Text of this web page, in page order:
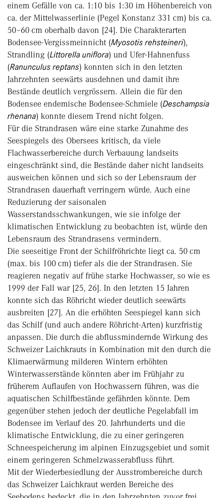
einem Gefälle von ca. 1:10 bis 1:30 im Höhenbereich von
ca. der Mittelwasserlinie (Pegel Konstanz 331 cm) bis ca.
50–60 cm oberhalb davon [24]. Die Charakterarten
Bodensee-Vergissmeinnicht (Myosotis rehsteineri),
Strandling (Littorella uniflora) und Ufer-Hahnenfuss
(Ranunculus reptans) konnten sich in den letzten
Jahrzehnten seewärts ausdehnen und damit ihre
Bestände deutlich vergrössern. Allein die für den
Bodensee endemische Bodensee-Schmiele (Deschampsia
rhenana) konnte diesem Trend nicht folgen.
Für die Strandrasen wäre eine starke Zunahme des
Seespiegels des Obersees kritisch, da viele
Flachwasserbereiche durch Verbauung landseits
eingeschränkt sind, die Bestände daher nicht landseits
ausweichen können und sich so der Lebensraum der
Strandrasen dauerhaft verringern würde. Auch eine
Reduzierung der saisonalen
Wasserstandsschwankungen, wie sie infolge der
klimatischen Entwicklung zu beobachten ist, würde den
Lebensraum des Strandrasens vermindern.
Die seeseitige Front der Schilfröhrichte liegt ca. 50 cm
(max. bis 100 cm) tiefer als die der Strandrasen. Sie
reagieren negativ auf frühe starke Hochwasser, so wie es
1999 der Fall war [25, 26]. In den letzten 15 Jahren
konnte sich das Röhricht wieder deutlich seewärts
ausbreiten [27]. An die erhöhten Seespiegel kann sich
das Schilf (und auch andere Röhricht-Arten) kurzfristig
anpassen. Die durch die abflussmindernde Wirkung des
Schweizer Laichkrauts in Kombination mit den durch die
Klimaerwärmung milderen Wintern erhöhten
Winterwasserstände könnten aber im Frühjahr zu
früherem Auflaufen von Hochwassern führen, was die
aquatischen Schilfbestände gefährden könnte. Dem
gegenüber stehen jedoch der deutliche Pegelabfall im
Bodensee im Verlauf des 20. Jahrhunderts und die
klimatische Entwicklung, die zu einer geringeren
Schneespeicherung im alpinen Einzugsgebiet und somit
einem geringeren Schmelzwasserabfluss führt.
Mit der Wiederbesiedlung der Ausstrombereiche durch
das Schweizer Laichkraut werden Bereiche des